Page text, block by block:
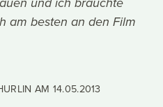
und ich bräuchte
am besten an den Film
AM 14.05.2013